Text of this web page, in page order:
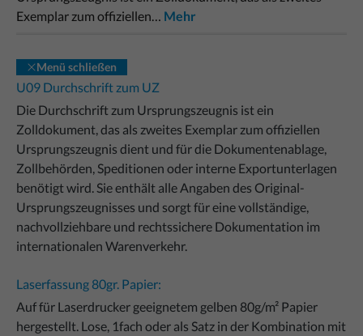
Exemplar zum offiziellen… Mehr
Menü schließen
U09 Durchschrift zum UZ
Die Durchschrift zum Ursprungszeugnis ist ein
Zolldokument, das als zweites Exemplar zum offiziellen
Ursprungszeugnis dient und für die Dokumentenablage,
Zollbehörden, Speditionen oder interne Exportunterlagen
benötigt wird. Sie enthält alle Angaben des Original-
Ursprungszeugnisses und sorgt für eine vollständige,
nachvollziehbare und rechtssichere Dokumentation im
internationalen Warenverkehr.
Laserfassung 80gr. Papier:
Auf für Laserdrucker geeignetem gelben 80g/m² Papier
hergestellt. Lose, 1fach oder als Satz in der Kombination mit